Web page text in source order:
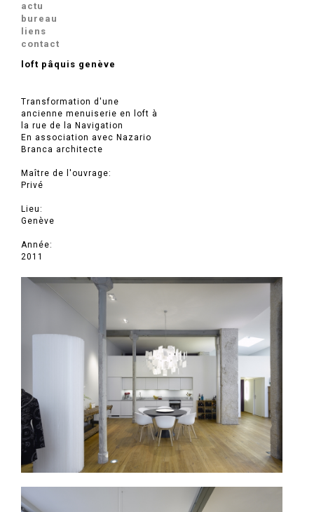
actu
bureau
liens
contact
loft pâquis genève
Transformation d'une
ancienne menuiserie en loft à
la rue de la Navigation
En association avec Nazario
Branca architecte
Maître de l'ouvrage:
Privé
Lieu:
Genève
Année:
2011